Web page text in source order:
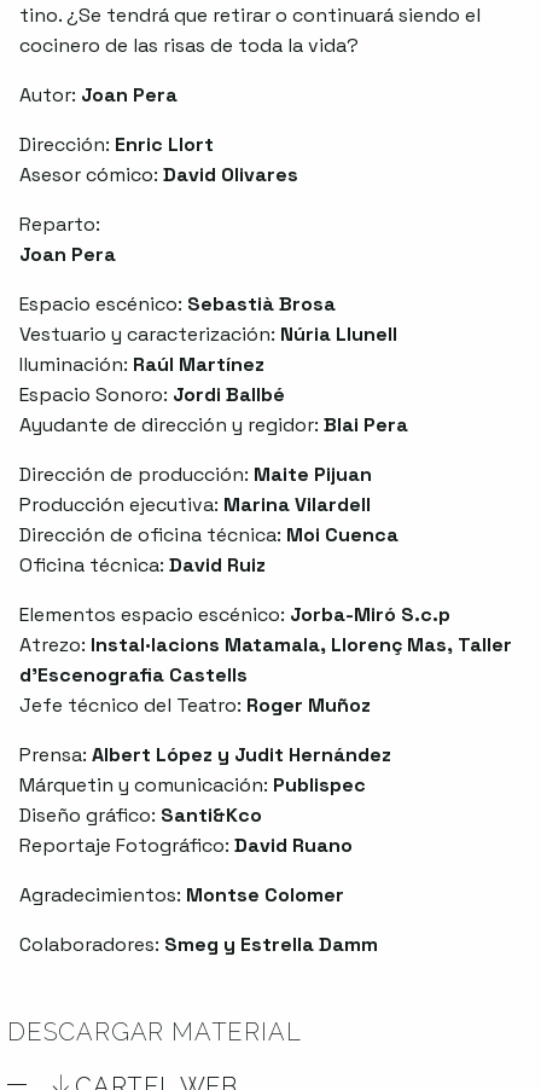
tino. ¿Se tendrá que retirar o continuará siendo el
cocinero de las risas de toda la vida?
Autor: Joan Pera
Dirección: Enric Llort
Asesor cómico: David Olivares
Reparto:
Joan Pera
Espacio escénico: Sebastià Brosa
Vestuario y caracterización: Núria Llunell
Iluminación: Raúl Martínez
Espacio Sonoro: Jordi Ballbé
Ayudante de dirección y regidor: Blai Pera
Dirección de producción: Maite Pijuan
Producción ejecutiva: Marina Vilardell
Dirección de oficina técnica: Moi Cuenca
Oficina técnica: David Ruiz
Elementos espacio escénico: Jorba-Miró S.c.p
Atrezo: Instal·lacions Matamala, Llorenç Mas, Taller
d’Escenografia Castells
Jefe técnico del Teatro: Roger Muñoz
Prensa: Albert López y Judit Hernández
Márquetin y comunicación: Publispec
Diseño gráfico: Santi&Kco
Reportaje Fotográfico: David Ruano
Agradecimientos: Montse Colomer
Colaboradores: Smeg y Estrella Damm
DESCARGAR MATERIAL